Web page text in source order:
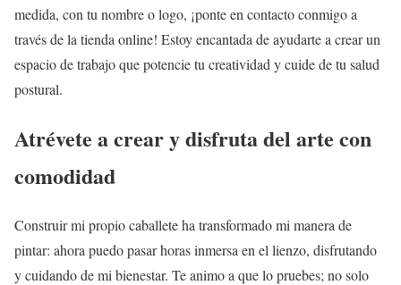
medida, con tu nombre o logo, ¡ponte en contacto conmigo a
través de la tienda online! Estoy encantada de ayudarte a crear un
espacio de trabajo que potencie tu creatividad y cuide de tu salud
postural.
Atrévete a crear y disfruta del arte con
comodidad
Construir mi propio caballete ha transformado mi manera de
pintar: ahora puedo pasar horas inmersa en el lienzo, disfrutando
y cuidando de mi bienestar. Te animo a que lo pruebes; no solo